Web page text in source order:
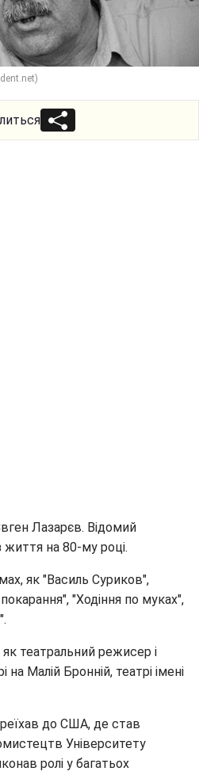
Лазарєв. Відомий
на 80-му році.
як "Василь Суриков",
"Ходіння по муках",
театральний режисер і
Малій Бронній, театрі імені
до США, де став
Університету
ролі у багатьох